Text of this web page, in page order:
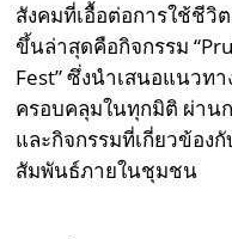
สังคมที่เอื้อต่อการใช้ชีวิ
ขึ้นล่าสุดคือกิจกรรม
Fest” ซึ่งนำเสนอแนวท
ครอบคลุมในทุกมิติ ผ่าน
และกิจกรรมที่เกี่ยวข้อง
สัมพันธ์ภายในชุมชน